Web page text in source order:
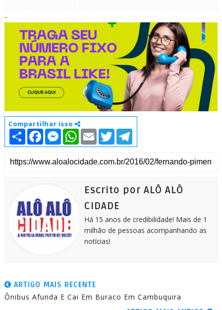
-
Compartilhar isso
S
h
a
e
F
c
b
M
e
s
e
W
h
a
t
s
E
m
a
l
T
i
t
t
T
l
e
g
m
Escrito por ALÔ ALÔ
CIDADE
Há 15 anos de credibilidade! Mais de 1
milhão de pessoas acompanhando as
notícias!
ARTIGO MAIS RECENTE
Ônibus Afunda E Cai Em Buraco Em Cambuquira